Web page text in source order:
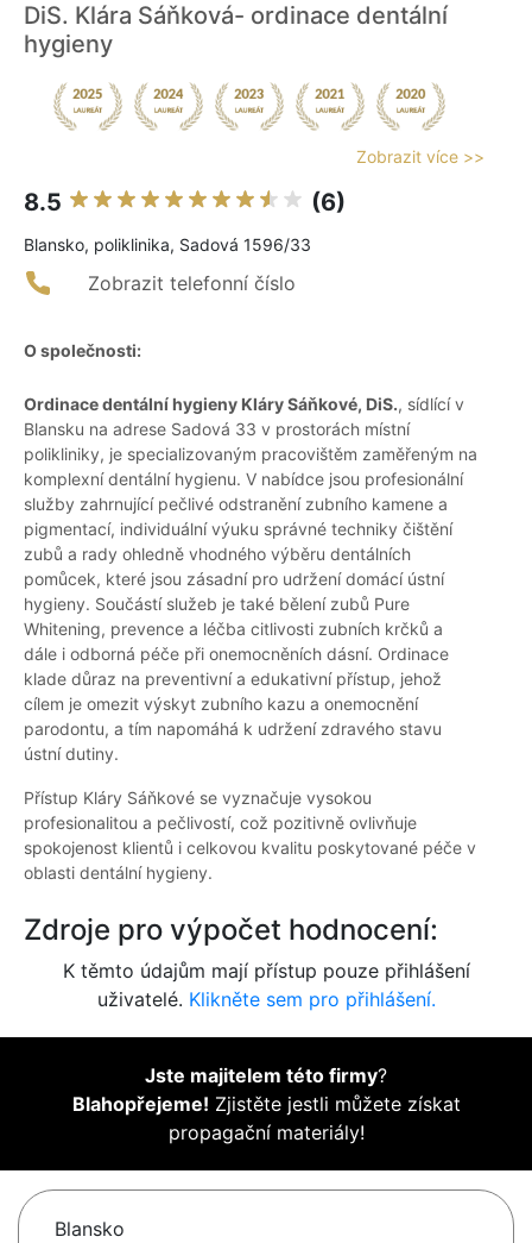
DiS. Klára Sáňková- ordinace dentální
hygieny
Zobrazit více >>
8.5 (6)
Blansko, poliklinika, Sadová 1596/33
Zobrazit telefonní číslo
O společnosti:
Ordinace dentální hygieny Kláry Sáňkové, DiS., sídlící v
Blansku na adrese Sadová 33 v prostorách místní
polikliniky, je specializovaným pracovištěm zaměřeným na
komplexní dentální hygienu. V nabídce jsou profesionální
služby zahrnující pečlivé odstranění zubního kamene a
pigmentací, individuální výuku správné techniky čištění
zubů a rady ohledně vhodného výběru dentálních
pomůcek, které jsou zásadní pro udržení domácí ústní
hygieny. Součástí služeb je také bělení zubů Pure
Whitening, prevence a léčba citlivosti zubních krčků a
dále i odborná péče při onemocněních dásní. Ordinace
klade důraz na preventivní a edukativní přístup, jehož
cílem je omezit výskyt zubního kazu a onemocnění
parodontu, a tím napomáhá k udržení zdravého stavu
ústní dutiny.
Přístup Kláry Sáňkové se vyznačuje vysokou
profesionalitou a pečlivostí, což pozitivně ovlivňuje
spokojenost klientů i celkovou kvalitu poskytované péče v
oblasti dentální hygieny.
Zdroje pro výpočet hodnocení:
K těmto údajům mají přístup pouze přihlášení
uživatelé. Klikněte sem pro přihlášení.
Jste majitelem této firmy?
Blahopřejeme! Zjistěte jestli můžete získat
propagační materiály!
Blansko